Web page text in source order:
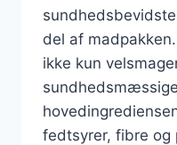
del af
ikke kun
fedtsyrer, fibre og